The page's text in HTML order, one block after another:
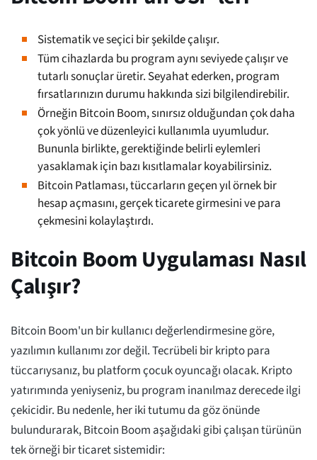
Sistematik ve seçici bir şekilde çalışır.
Tüm cihazlarda bu program aynı seviyede çalışır ve
tutarlı sonuçlar üretir. Seyahat ederken, program
fırsatlarınızın durumu hakkında sizi bilgilendirebilir.
Örneğin Bitcoin Boom, sınırsız olduğundan çok daha
çok yönlü ve düzenleyici kullanımla uyumludur.
Bununla birlikte, gerektiğinde belirli eylemleri
yasaklamak için bazı kısıtlamalar koyabilirsiniz.
Bitcoin Patlaması, tüccarların geçen yıl örnek bir
hesap açmasını, gerçek ticarete girmesini ve para
çekmesini kolaylaştırdı.
Bitcoin Boom Uygulaması Nasıl
Çalışır?
Bitcoin Boom'un bir kullanıcı değerlendirmesine göre,
yazılımın kullanımı zor değil. Tecrübeli bir kripto para
tüccarıysanız, bu platform çocuk oyuncağı olacak. Kripto
yatırımında yeniyseniz, bu program inanılmaz derecede ilgi
çekicidir. Bu nedenle, her iki tutumu da göz önünde
bulundurarak, Bitcoin Boom aşağıdaki gibi çalışan türünün
tek örneği bir ticaret sistemidir: